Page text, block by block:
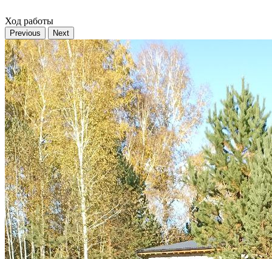
Ход работы
Previous Next